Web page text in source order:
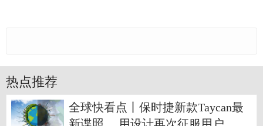
热点推荐
全球快看点丨保时捷新款Taycan最